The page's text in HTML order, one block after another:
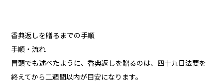
香典返しを贈るまでの手順
手順・流れ
冒頭でも述べたように、香典返しを贈るのは、四十九日法要を
終えてから二週間以内が目安になります。